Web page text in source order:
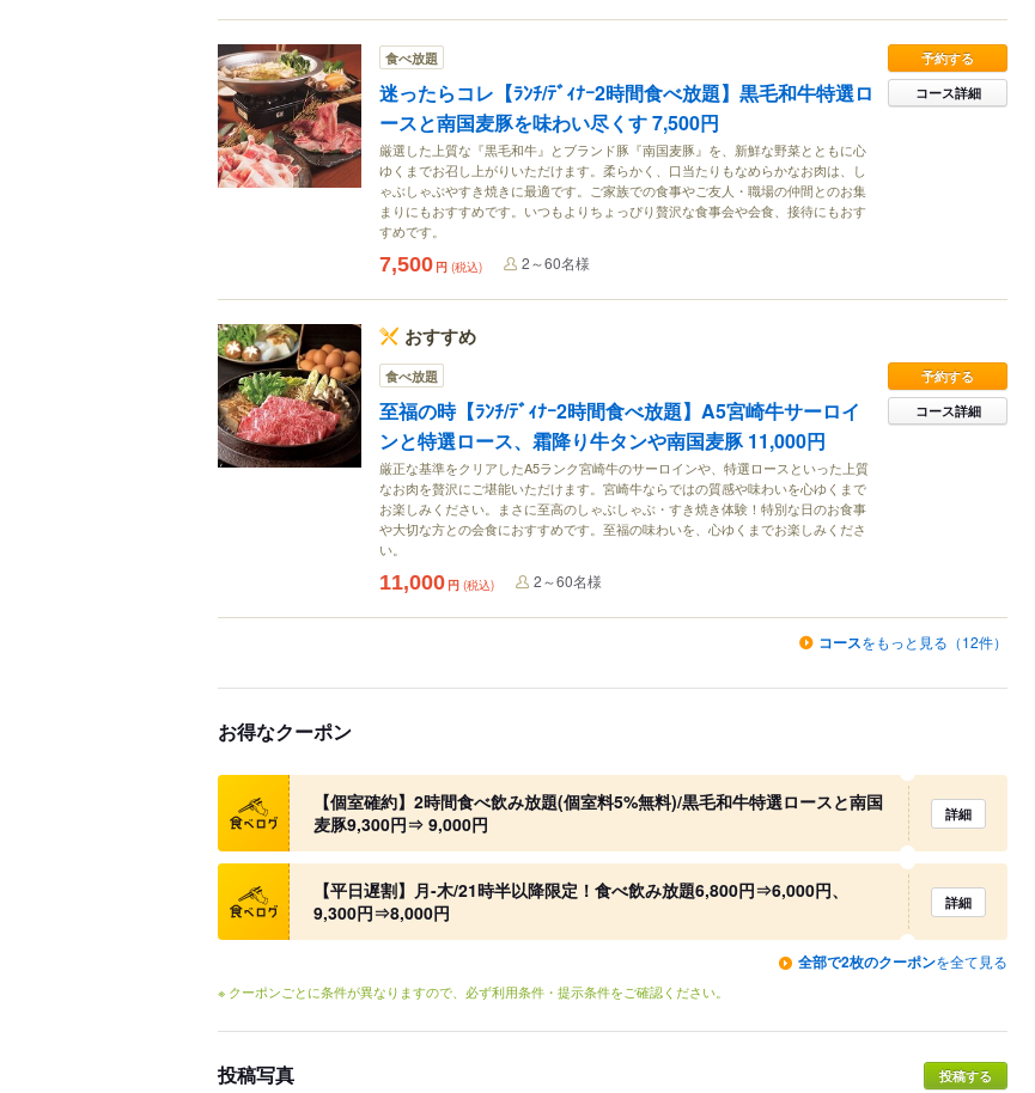
食べ放題
迷ったらコレ【ﾗﾝﾁ/ﾃﾞｨﾅｰ2時間食べ放題】黒毛和牛特選ロ
ースと南国麦豚を味わい尽くす 7,500円
厳選した上質な『黒毛和牛』とブランド豚『南国麦豚』を、新鮮な野菜とともに心
ゆくまでお召し上がりいただけます。柔らかく、口当たりもなめらかなお肉は、し
ゃぶしゃぶやすき焼きに最適です。ご家族での食事やご友人・職場の仲間とのお集
まりにもおすすめです。いつもよりちょっぴり贅沢な食事会や会食、接待にもおす
すめです。
予約する
コース詳細
7,500 円 (税込) 2～60名様
おすすめ
食べ放題
至福の時【ﾗﾝﾁ/ﾃﾞｨﾅｰ2時間食べ放題】A5宮崎牛サーロイ
ンと特選ロース、霜降り牛タンや南国麦豚 11,000円
厳正な基準をクリアしたA5ランク宮崎牛のサーロインや、特選ロースといった上質
なお肉を贅沢にご堪能いただけます。宮崎牛ならではの質感や味わいを心ゆくまで
お楽しみください。まさに至高のしゃぶしゃぶ・すき焼き体験！特別な日のお食事
や大切な方との会食におすすめです。至福の味わいを、心ゆくまでお楽しみくださ
い。
予約する
コース詳細
11,000 円 (税込) 2～60名様
コースをもっと見る（12件）
お得なクーポン
クーポン
【個室確約】2時間食べ飲み放題(個室料5%無料)/黒毛和牛特選ロースと南国
麦豚9,300円⇒ 9,000円
詳細
クーポン
【平日遅割】月-木/21時半以降限定！食べ飲み放題6,800円⇒6,000円、
9,300円⇒8,000円
詳細
全部で2枚のクーポンを全て見る
※ クーポンごとに条件が異なりますので、必ず利用条件・提示条件をご確認ください。
投稿写真 投稿する